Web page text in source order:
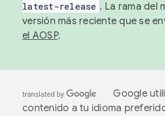
latest-release . La rama del
versión más reciente que se
el AOSP.
Google
contenido a tu idioma